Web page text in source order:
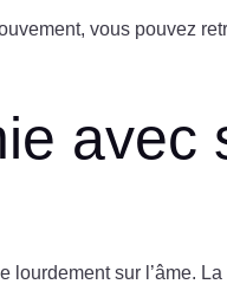
vous pouvez
avec
lourdement sur l’âme.